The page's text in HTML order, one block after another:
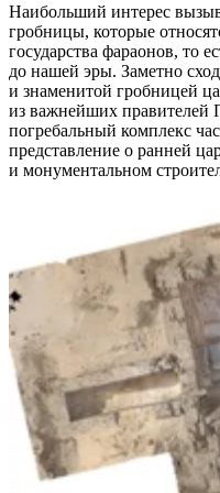
Наибольший интерес
гробницы, которые
государства фараонов, то
до нашей эры. Заметно
и знаменитой гробницей
из важнейших правителей
погребальный комплекс
представление о ранней
и монументальном